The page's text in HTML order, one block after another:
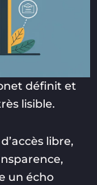
définit et
lisible.
libre,
un écho